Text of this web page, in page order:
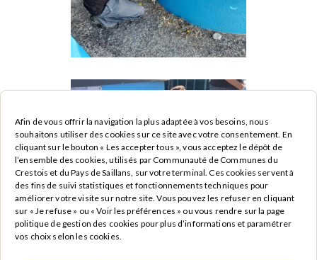
Afin de vous offrir la navigation la plus adaptée à vos besoins, nous
souhaitons utiliser des cookies sur ce site avec votre consentement. En
cliquant sur le bouton « Les accepter tous », vous acceptez le dépôt de
l’ensemble des cookies, utilisés par Communauté de Communes du
Crestois et du Pays de Saillans, sur votre terminal. Ces cookies servent à
des fins de suivi statistiques et fonctionnements techniques pour
améliorer votre visite sur notre site. Vous pouvez les refuser en cliquant
sur « Je refuse » ou « Voir les préférences » ou vous rendre sur la page
politique de gestion des cookies pour plus d’informations et paramétrer
vos choix selon les cookies.